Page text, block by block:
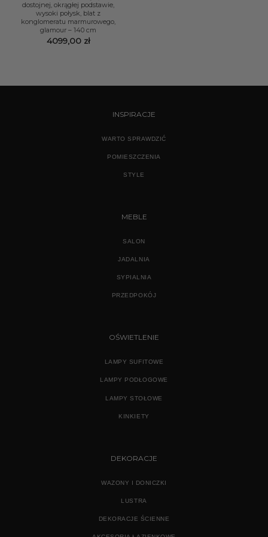
dostojnej, okrągłej podstawie,
wysoki połysk, blat z
konglomeratu marmurowego,
glamour – 140 cm
4099,00 zł
INSPIRACJE
WARTO SPRAWDZIĆ
POMIESZCZENIA
STYLE
MEBLE
SALON
JADALNIA
SYPIALNIA
PRZEDPOKÓJ
OŚWIETLENIE
LAMPY SUFITOWE
LAMPY PODŁOGOWE
LAMPY STOŁOWE
KINKIETY
DEKORACJE
WAZONY I DONICZKI
LUSTRA
DEKORACJE ŚCIENNE